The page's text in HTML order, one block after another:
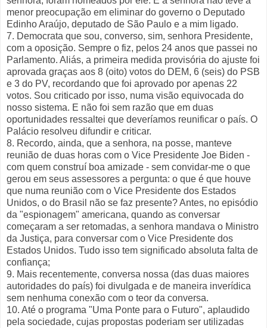
menor preocupação em eliminar do governo o Deputado
Edinho Araújo, deputado de São Paulo e a mim ligado.
7. Democrata que sou, converso, sim, senhora Presidente,
com a oposição. Sempre o fiz, pelos 24 anos que passei no
Parlamento. Aliás, a primeira medida provisória do ajuste foi
aprovada graças aos 8 (oito) votos do DEM, 6 (seis) do PSB
e 3 do PV, recordando que foi aprovado por apenas 22
votos. Sou criticado por isso, numa visão equivocada do
nosso sistema. E não foi sem razão que em duas
oportunidades ressaltei que deveríamos reunificar o país. O
Palácio resolveu difundir e criticar.
8. Recordo, ainda, que a senhora, na posse, manteve
reunião de duas horas com o Vice Presidente Joe Biden -
com quem construí boa amizade - sem convidar-me o que
gerou em seus assessores a pergunta: o que é que houve
que numa reunião com o Vice Presidente dos Estados
Unidos, o do Brasil não se faz presente? Antes, no episódio
da "espionagem" americana, quando as conversar
começaram a ser retomadas, a senhora mandava o Ministro
da Justiça, para conversar com o Vice Presidente dos
Estados Unidos. Tudo isso tem significado absoluta falta de
confiança;
9. Mais recentemente, conversa nossa (das duas maiores
autoridades do país) foi divulgada e de maneira inverídica
sem nenhuma conexão com o teor da conversa.
10. Até o programa "Uma Ponte para o Futuro", aplaudido
pela sociedade, cujas propostas poderiam ser utilizadas